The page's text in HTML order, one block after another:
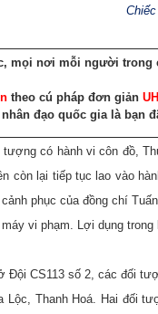
mọi nơi mỗi người trong
theo cú pháp đơn giản UH
đạo quốc gia là bạn
tượng có hành vi côn đồ,
còn lại tiếp tục lao vào
cảnh phục của đồng chí
vi phạm. Lợi dụng
Đội CS113 số 2, các đối
Lộc, Thanh Hoá. Hai đối